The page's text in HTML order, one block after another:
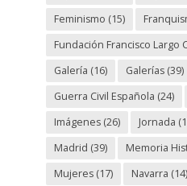
Feminismo (15)
Fundación Francisco Largo
Galería (16) Galerías(39)
Guerra Civil Española (24)
Imágenes(26) Jornada
Madrid (39) Memoria
Mujeres(17) Navarra (14)